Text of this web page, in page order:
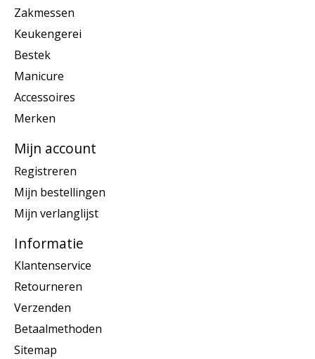
Zakmessen
Keukengerei
Bestek
Manicure
Accessoires
Merken
Mijn account
Registreren
Mijn bestellingen
Mijn verlanglijst
Informatie
Klantenservice
Retourneren
Verzenden
Betaalmethoden
Sitemap